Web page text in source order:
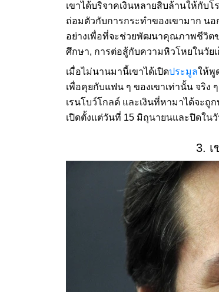
เขาได้บริจาคเงินหลายสิบล้านให้กับโ
ถ่อมตัวกับการกระทำของเขามาก น
อย่างเพื่อที่จะช่วยพัฒนาคุณภาพชีวิต
ศึกษา, การต่อสู้กับความหิวโหยในวั
เมื่อไม่นานมานี้เขาได้เปิดประมูลให้พู
เพื่อคุยกับแฟน ๆ ของเขาเท่านั้น จริง
เรนโบว์โกลด์ และเงินที่หามาได้จะถู
เปิดตั้งแต่วันที่ 15 มิถุนายนและปิดใน
3. เ